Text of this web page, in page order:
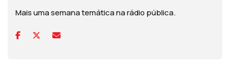
Mais uma semana temática na rádio pública.